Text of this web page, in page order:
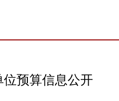
预算信息公开